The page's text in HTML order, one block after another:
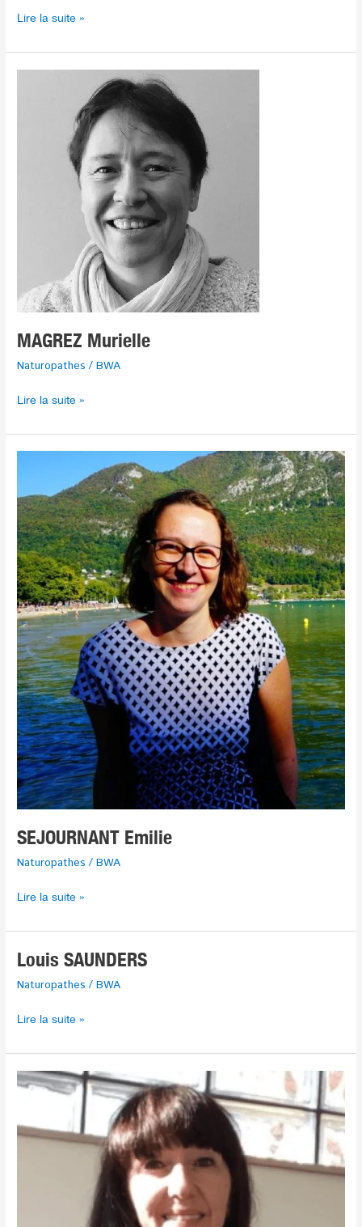
Lire la suite »
MAGREZ Murielle
Naturopathes /BWA
Lire la suite »
SEJOURNANT Emilie
Naturopathes /BWA
Lire la suite »
Louis SAUNDERS
Naturopathes /BWA
Louis
Lire la suite »
MEUCCI
Laurence